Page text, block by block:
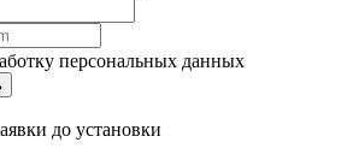
персональных данных
до установки